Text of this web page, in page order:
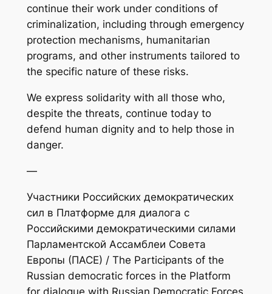
continue their work under conditions of
criminalization, including through emergency
protection mechanisms, humanitarian
programs, and other instruments tailored to
the specific nature of these risks.
We express solidarity with all those who,
despite the threats, continue today to
defend human dignity and to help those in
danger.
—
Участники Российских демократических
сил в Платформе для диалога с
Российскими демократическими силами
Парламентской Ассамблеи Совета
Европы (ПАСЕ) / The Participants of the
Russian democratic forces in the Platform
for dialogue with Russian Democratic Forces